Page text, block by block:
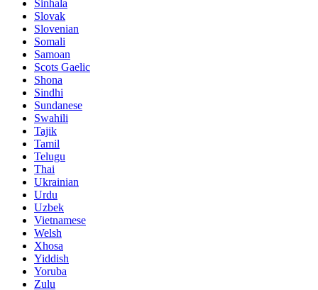
Sinhala
Slovak
Slovenian
Somali
Samoan
Scots Gaelic
Shona
Sindhi
Sundanese
Swahili
Tajik
Tamil
Telugu
Thai
Ukrainian
Urdu
Uzbek
Vietnamese
Welsh
Xhosa
Yiddish
Yoruba
Zulu